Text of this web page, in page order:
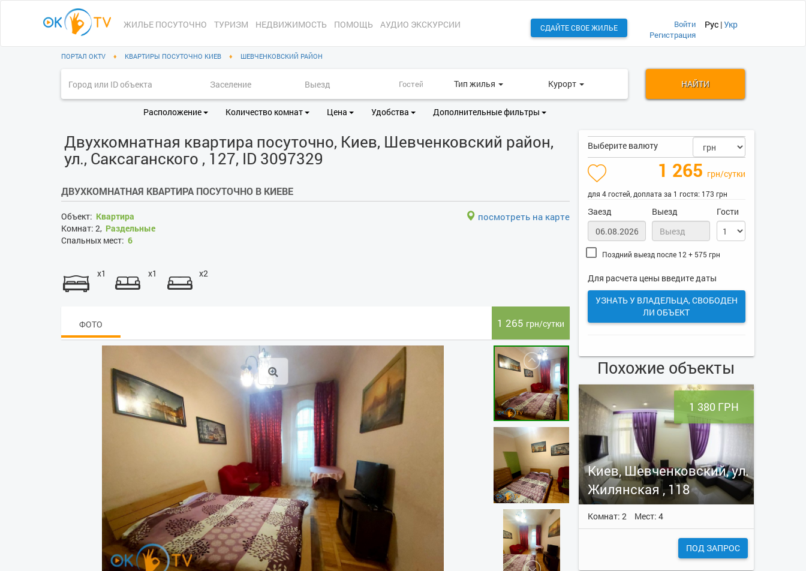
ЖИЛЬЕ ПОСУТОЧНО ТУРИЗМ НЕДВИЖИМОСТЬ ПОМОЩЬ АУДИО ЭКСКУРСИИ СДАЙТЕ СВОЕ ЖИЛЬЕ
Войти
Регистрация
Рус |Укр
ПОРТАЛ OKTV ♦ КВАРТИРЫ ПОСУТОЧНО КИЕВ ♦ ШЕВЧЕНКОВСКИЙ РАЙОН
Тип жилья Курорт НАЙТИ
Расположение Количество комнат Цена Удобства Дополнительные фильтры
Двухкомнатная квартира посуточно, Киев, Шевченковский район,
ул., Саксаганского , 127, ID 3097329
ДВУХКОМНАТНАЯ КВАРТИРА ПОСУТОЧНО В КИЕВЕ
Объект: Квартира
Комнат: 2, Раздельные
Спальных мест: 6
посмотреть на карте
x1 x1 x2
ФОТО 1 265 грн/сутки
Выберите валюту
1 265 грн/сутки
для 4 гостей, доплата за 1 гостя: 173 грн
Заезд Выезд Гости
Поздний выезд после 12 + 575 грн
Для расчета цены введите даты
УЗНАТЬ У ВЛАДЕЛЬЦА, СВОБОДЕН
ЛИ ОБЪЕКТ
Похожие объекты
1 380 ГРН
Киев, Шевченковский, ул.
Жилянская , 118
Комнат: 2 Мест: 4
ПОД ЗАПРОС